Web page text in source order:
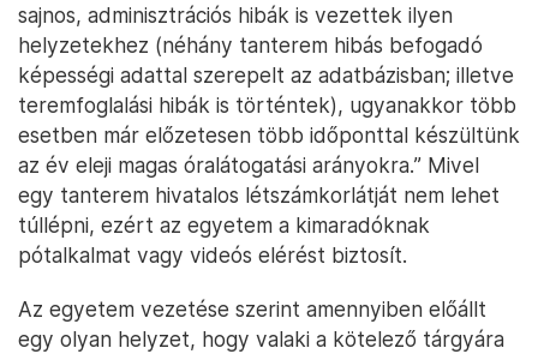
sajnos, adminisztrációs hibák is vezettek ilyen
helyzetekhez (néhány tanterem hibás befogadó
képességi adattal szerepelt az adatbázisban; illetve
teremfoglalási hibák is történtek), ugyanakkor több
esetben már előzetesen több időponttal készültünk
az év eleji magas óralátogatási arányokra.” Mivel
egy tanterem hivatalos létszámkorlátját nem lehet
túllépni, ezért az egyetem a kimaradóknak
pótalkalmat vagy videós elérést biztosít.
Az egyetem vezetése szerint amennyiben előállt
egy olyan helyzet, hogy valaki a kötelező tárgyára